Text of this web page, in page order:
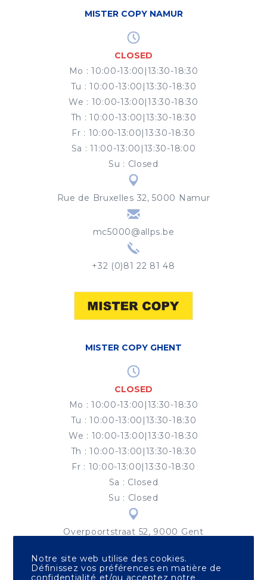
MISTER COPY NAMUR
CLOSED
Mo :10:00-13:00|13:30-18:30
Tu :10:00-13:00|13:30-18:30
We : 10:00-13:00|13:30-18:30
Th :10:00-13:00|13:30-18:30
Fr : 10:00-13:00|13:30-18:30
Sa :11:00-13:00|13:30-18:00
Su : Closed
Rue de Bruxelles 32, 5000 Namur
mc5000@allps.be
+32 (0)81 22 81 48
MISTER COPY GHENT
CLOSED
Mo :10:00-13:00|13:30-18:30
Tu :10:00-13:00|13:30-18:30
We : 10:00-13:00|13:30-18:30
Th :10:00-13:00|13:30-18:30
Fr : 10:00-13:00|13:30-18:30
Sa : Closed
Su : Closed
Overpoortstraat 52, 9000 Gent
mc9000@allps.be
Notre site web utilise des cookies.
Définissez vos préférences en matière de
confidentialité et/ou acceptez notre